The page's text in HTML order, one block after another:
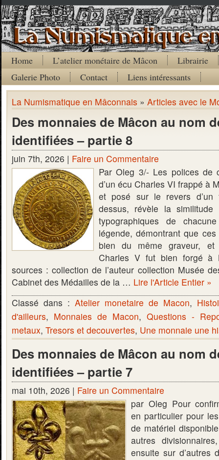
Home L’atelier monétaire de Mâcon
Librairie
Galerie Photo
Contact Liens intéressants
La Numismatique en Mâconnais » Articles avec le
Des monnaies de Mâcon au nom
identifiées – partie 8
juin 7th, 2026 | Faire un Commentaire
Par Oleg 3/- Les polices de
d’un écu Charles VI frappé à
et posé sur le revers d’un
dessus, révèle la similitude
typographiques de
légende, démontrant que
bien du même graveur,
Charles V fut bien forgé
sources : collection de l’auteur collection Musée
Cabinet des Médailles de la … Lire l'Article Entier »
Classé dans : Atelier monetaire de Macon,
d'ailleurs, Monnaies de Macon, Questions -
metaux, Tresors et decouvertes, Une monnaie une
Des monnaies de Mâcon au nom
identifiées – partie 7
mai 10th, 2026 | Faire un Commentaire
par Oleg Pour
en particulier pour
de matériel
autres
ensuite sur d’autres